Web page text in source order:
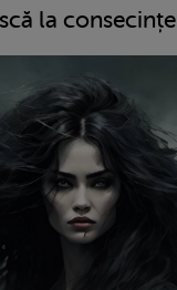
la consecințe